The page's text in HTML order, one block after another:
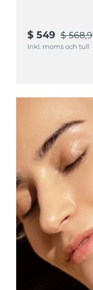
$ 549 $ 568,9
Inkl. moms och tull